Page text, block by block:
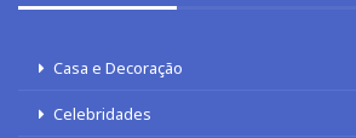
Casa e Decoração
Celebridades